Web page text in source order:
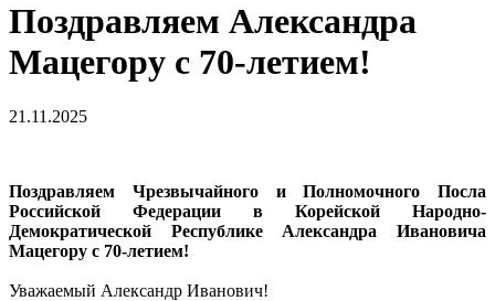
Поздравляем Александра
Мацегору с 70-летием!
21.11.2025
Поздравляем Чрезвычайного и Полномочного Посла
Российской Федерации в Корейской Народно-
Демократической Республике Александра Ивановича
Мацегору с 70-летием!
Уважаемый Александр Иванович!